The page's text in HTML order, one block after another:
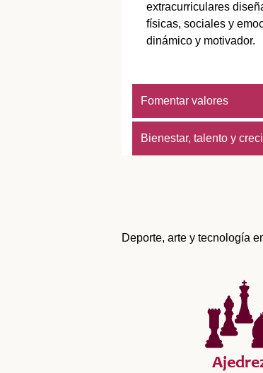
extracurriculares
físicas, sociales y
dinámico y motivador.
Fomentar valores
Bienestar, talento y
Deporte, arte y tecnología